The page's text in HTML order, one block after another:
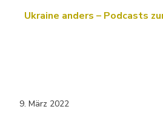
Ukraine anders – Podcasts
9. März 2022